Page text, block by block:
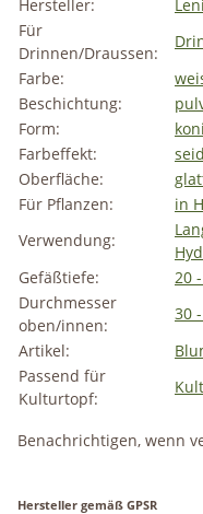
Hersteller:
Leni
Für
Drinnen/Draussen:
Farbe:
Beschichtung:
Form:
Farbeffekt:
Oberfläche:
Für Pflanzen:
in
Verwendung:
Gefäßtiefe:
20
Durchmesser
oben/innen:
30
Artikel:
Passend für
Kulturtopf:
Benachrichtigen, wenn
Hersteller gemäß GPSR